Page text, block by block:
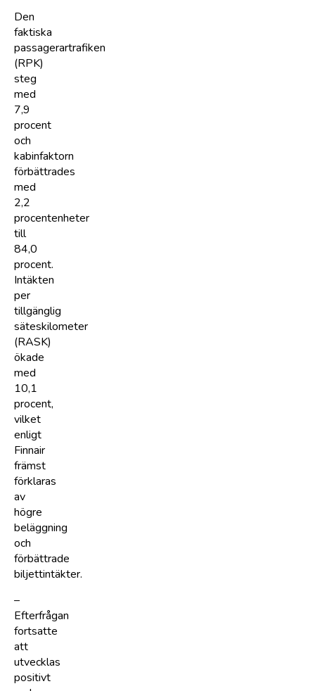
Den
faktiska
passagerartrafiken
(RPK)
steg
med
7,9
procent
och
kabinfaktorn
förbättrades
med
2,2
procentenheter
till
84,0
procent.
Intäkten
per
tillgänglig
säteskilometer
(RASK)
ökade
med
10,1
procent,
vilket
enligt
Finnair
främst
förklaras
av
högre
beläggning
och
förbättrade
biljettintäkter.
–
Efterfrågan
fortsatte
att
utvecklas
positivt